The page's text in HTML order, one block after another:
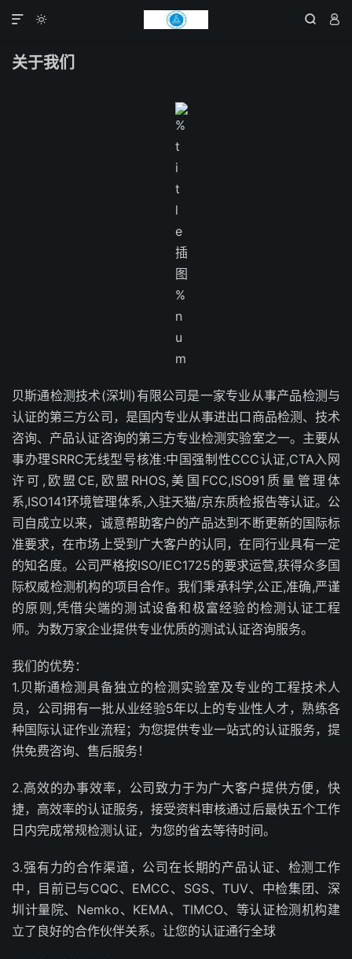
  

关于我们
贝斯通检测技术(深圳)有限公司是一家专业从事产品检测与
认证的第三方公司，是国内专业从事进出口商品检测、技术
咨询、产品认证咨询的第三方专业检测实验室之一。主要从
事办理SRRC无线型号核准:中国强制性CCC认证,CTA入网
许可,欧盟CE,欧盟RHOS,美国FCC,ISO91质量管理体
系,ISO141环境管理体系,入驻天猫/京东质检报告等认证。公
司自成立以来，诚意帮助客户的产品达到不断更新的国际标
准要求，在市场上受到广大客户的认同，在同行业具有一定
的知名度。公司严格按ISO/IEC1725的要求运营,获得众多国
际权威检测机构的项目合作。我们秉承科学,公正,准确,严谨
的原则,凭借尖端的测试设备和极富经验的检测认证工程
师。为数万家企业提供专业优质的测试认证咨询服务。
我们的优势：
1.贝斯通检测具备独立的检测实验室及专业的工程技术人
员，公司拥有一批从业经验5年以上的专业性人才，熟练各
种国际认证作业流程；为您提供专业一站式的认证服务，提
供免费咨询、售后服务！
2.高效的办事效率，公司致力于为广大客户提供方便，快
捷，高效率的认证服务，接受资料审核通过后最快五个工作
日内完成常规检测认证，为您的省去等待时间。
3.强有力的合作渠道，公司在长期的产品认证、检测工作
中，目前已与CQC、EMCC、SGS、TUV、中检集团、深
圳计量院、Nemko、KEMA、TIMCO、等认证检测机构建
立了良好的合作伙伴关系。让您的认证通行全球